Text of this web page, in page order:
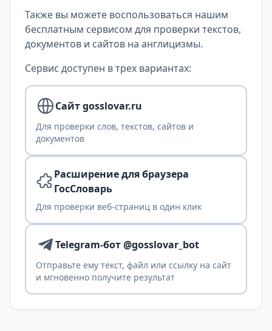
Также вы можете воспользоваться нашим
бесплатным сервисом для проверки текстов,
документов и сайтов на англицизмы.
Сервис доступен в трех вариантах:
Сайт gosslovar.ru
Для проверки слов, текстов, сайтов и
документов
Расширение для браузера
ГосСловарь
Для проверки веб-страниц в один клик
Telegram-бот @gosslovar_bot
Отправьте ему текст, файл или ссылку на сайт
и мгновенно получите результат